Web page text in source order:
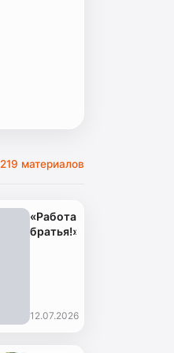
219 материалов
«Работайте,
братья!»
12.07.2026